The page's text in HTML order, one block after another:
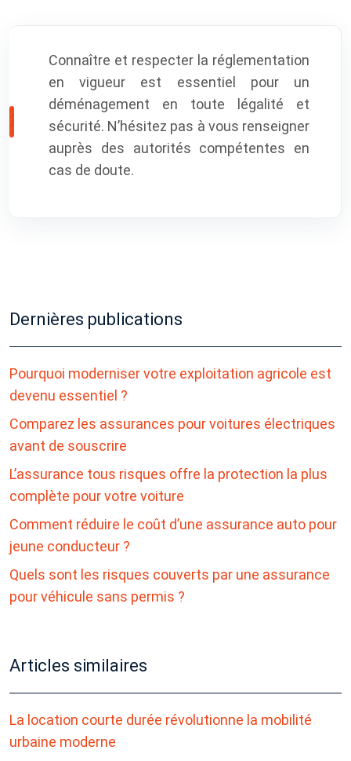
Connaître et respecter la réglementation
en vigueur est essentiel pour un
déménagement en toute légalité et
sécurité. N’hésitez pas à vous renseigner
auprès des autorités compétentes en
cas de doute.
Dernières publications
Pourquoi moderniser votre exploitation agricole est
devenu essentiel ?
Comparez les assurances pour voitures électriques
avant de souscrire
L’assurance tous risques offre la protection la plus
complète pour votre voiture
Comment réduire le coût d’une assurance auto pour
jeune conducteur ?
Quels sont les risques couverts par une assurance
pour véhicule sans permis ?
Articles similaires
La location courte durée révolutionne la mobilité
urbaine moderne